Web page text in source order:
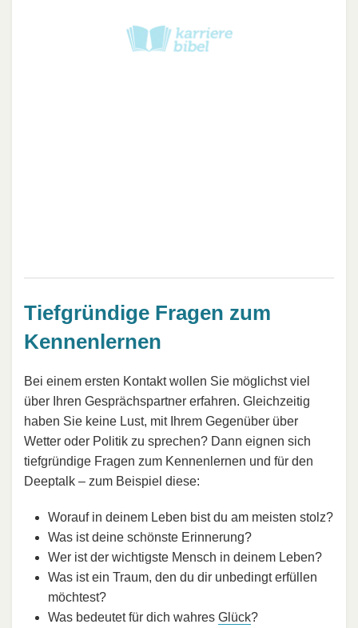
Tiefgründige Fragen zum
Kennenlernen
Bei einem ersten Kontakt wollen Sie möglichst viel
über Ihren Gesprächspartner erfahren. Gleichzeitig
haben Sie keine Lust, mit Ihrem Gegenüber über
Wetter oder Politik zu sprechen? Dann eignen sich
tiefgründige Fragen zum Kennenlernen und für den
Deeptalk – zum Beispiel diese:
Worauf in deinem Leben bist du am meisten stolz?
Was ist deine schönste Erinnerung?
Wer ist der wichtigste Mensch in deinem Leben?
Was ist ein Traum, den du dir unbedingt erfüllen
möchtest?
Was bedeutet für dich wahres Glück?